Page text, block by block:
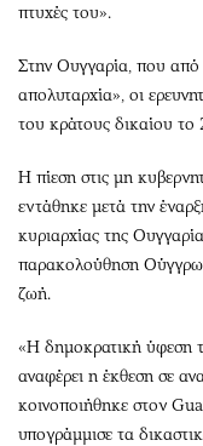
πτυχές του».
Στην Ουγγαρία, που από
απολυταρχία», οι
του κράτους δικαίου το
Η πίεση στις μη
εντάθηκε μετά την
κυριαρχίας της
παρακολούθηση
ζωή.
«Η δημοκρατική ύφεση
αναφέρει η έκθεση σε
κοινοποιήθηκε στον
υπογράμμισε τα